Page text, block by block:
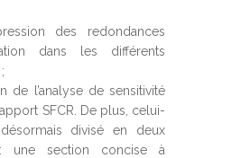
des redondances
dans les différents
de l’analyse de sensitivité
SFCR. De plus, celui-
divisé en deux
une section concise à